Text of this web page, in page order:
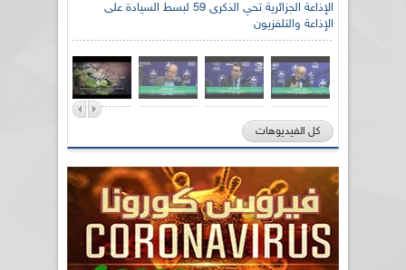
الإذاعة الجزائرية تحي الذكرى 59 لبسط السيادة على
الإذاعة والتلفزيون
كل الفيديوهات